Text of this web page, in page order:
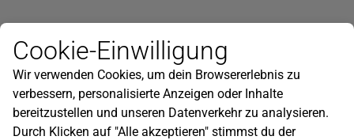
Newsletter
Infos zu neuen Produkten, Gartentipps und mehr findest du in
unserem Newsletter!
Jetzt anmelden
Cookie-Einwilligung
Wir verwenden Cookies, um dein Browsererlebnis zu
verbessern, personalisierte Anzeigen oder Inhalte
bereitzustellen und unseren Datenverkehr zu analysieren.
Durch Klicken auf "Alle akzeptieren" stimmst du der